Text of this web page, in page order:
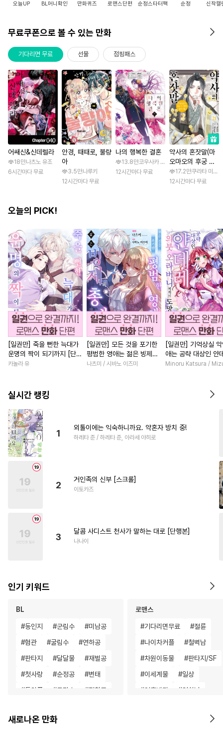
오늘UP BL머니확인 만화퀴즈 로맨스단편 순정스타터팩 순정 신작캘
무료쿠폰으로 볼 수 있는 만화
기다리면 무료 선물 점핑패스
어쌔신&신데렐라
18만나츠노 유조
6시간마다 무료
안경, 때때로, 불량
아
3.5만나루키
12시간마다 무료
나의 행복한 결혼
13.8만코우사카 리토 / 아기토기 아쿠미
12시간마다 무료
약사의 혼잣말(마
오마오의 후궁 수
수께끼 풀이수첩)
17.2만쿠라타 미노
12시간마다 무료
오늘의 PICK!
[일권만] 죽을 뻔한 늑대가
운명의 짝이 되기까지 [단행
본]
카놀라 유
[일권만] 모든 것을 포기한
평범한 영애는 젊은 빙제의
총애를 받는다 [단행본]
나츠미 / 시바노 이즈미
[일권만] 기억상실
애는 공략 대상인 얀
붓 오라버니에게서
Minoru Katsura /
실시간 랭킹
1
외톨이에는 익숙하니까요. 약혼자 방치 중!
하레타 준 / 하레타 준, 아라세 야히로
2
거인족의 신부 [스크롤]
이토카즈
3
달콤 사디스트 천사가 말하는 대로 [단행본]
나나이
인기 키워드
BL
#동인지 #군림수 #미남공
#혐관 #굴림수 #연하공
#판타지 #달달물 #재벌공
#첫사랑 #순정공 #변태
#동양풍 #도망수 #집착공
#성인용품
로맨스
#기다리면무료 #절륜
#나이차커플 #철벽남
#차원이동물 #판타지/SF
#이세계물 #일상
#영혼바뀜 #연하남
재벌
새로나온 만화